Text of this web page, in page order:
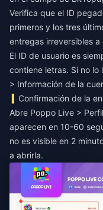
Verifica que el ID
primeros y los tres
entregas irreversibles
El ID de usuario es
contiene letras. Si no
> Información de la
Confirmación de la
Abre Poppo Live >
aparecen en 10-60
no es visible en 2
a abrirla.